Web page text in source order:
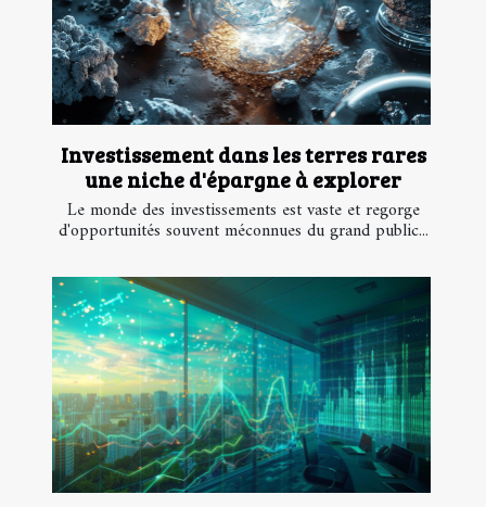
Investissement dans les terres rares
une niche d'épargne à explorer
Le monde des investissements est vaste et regorge
d'opportunités souvent méconnues du grand public...